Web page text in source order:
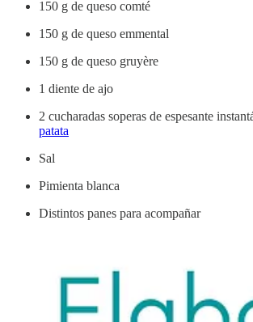
150 g de queso comté
150 g de queso emmental
150 g de queso gruyère
1 diente de ajo
2 cucharadas soperas de espesante
patata
Sal
Pimienta blanca
Distintos panes para acompañar